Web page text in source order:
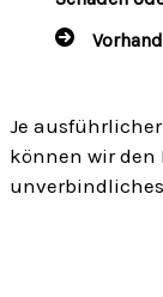
Je
können wir